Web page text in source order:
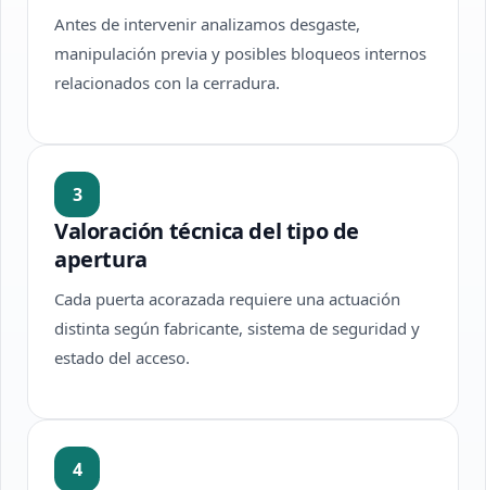
Antes de intervenir analizamos desgaste,
manipulación previa y posibles bloqueos internos
relacionados con la cerradura.
3
Valoración técnica del tipo de
apertura
Cada puerta acorazada requiere una actuación
distinta según fabricante, sistema de seguridad y
estado del acceso.
4